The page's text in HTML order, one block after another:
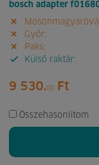
bosch adapter
Győr:
Paks:
Külső raktár:
9 530.00 Ft
Összehasonlítom